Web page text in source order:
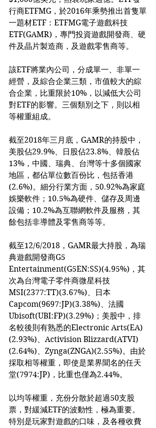
行商ETFMG，於2016年乘勢推出首隻單
一題材ETF：ETFMG電子遊戲科技
ETF(GAMR)，專門投資遊戲開發商、硬
件及晶片製造商，及遊戲零售商等。
該ETF將業內公司，分成單一、非單一
經營，及綜合企業三類，市值較大的綜
合企業，比重限於10%，以減低大公司
對ETF的影響。三個類別之下，則以相
等權重組成。
截至2018年三月底，GAMR的持股中，
美股佔29.9%、日股佔23.8%、韓股佔
13%，中國、瑞典、台灣等十多個國家
地區，都佔單位數百份比，包括香港
(2.6%)。細分行業方面，50.92%為家庭
娛樂軟件；10.5%為硬件、儲存及周邊
設備；10.2%為互聯網軟件及服務，其
餘包括非導體及零售商等等。
截至12/6/2018，GAMR最大持股，為瑞
典遊戲開發商G5
Entertainment(G5EN:SS)(4.95%)，其
次為台灣電子零件商微星科技
MSI(2377:TT)(3.67%)、日本
Capcom(9697:JP)(3.38%)、法國
Ubisoft(UBI:FP)(3.29%)；美股中，排
名較後則有熟悉的Electronic Arts(EA)
(2.93%)、Activision Blizzard(ATVI)
(2.64%)、Zynga(ZNGA)(2.55%)。由於
採取相等權重，即使是業界聞名的任天
堂(7974:JP)，比重也僅為2.44%。
以均等權重，充份分散於超過50支股
票，對緩減ETF的波動性，極為重要。
特別是玩家對遊戲的口味，及各種收費